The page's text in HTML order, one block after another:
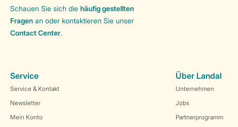
Schauen Sie sich die häufig gestellten
Fragen an oder kontaktieren Sie unser
Contact Center.
Service
Service & Kontakt
Newsletter
Mein Konto
Über Landal
Unternehmen
Jobs
Partnerprogramm